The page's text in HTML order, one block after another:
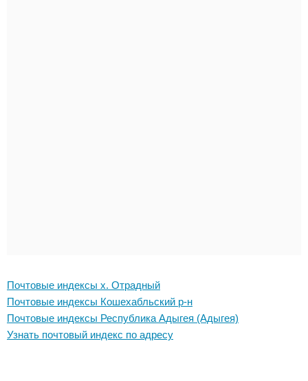
Почтовые индексы х. Отрадный
Почтовые индексы Кошехабльский р-н
Почтовые индексы Республика Адыгея (Адыгея)
Узнать почтовый индекс по адресу